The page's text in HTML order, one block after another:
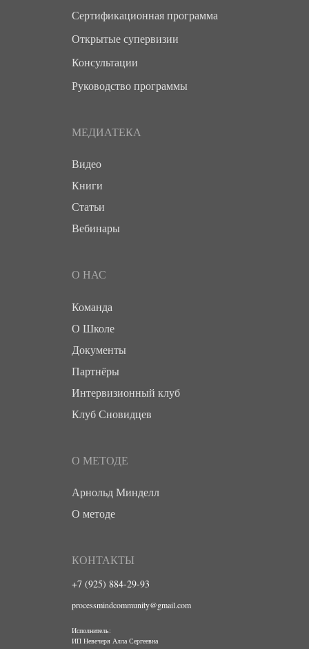
МЕДИАТЕКА
О НАС
О МЕТОДЕ
КОНТАКТЫ
Видео
Команда
Арнольд Минделл
+7 (925) 884-29-93
Сертификационная программа
Открытые супервизии
Консультации
Руководство программы
Книги
Статьи
Вебинары
О Школе
Документы
Партнёры
Интервизионный клуб
Клуб Сновидцев
О методе
processmindcommunity@gmail.com
Исполнитель:
ИП Невечеря Алла Сергеевна